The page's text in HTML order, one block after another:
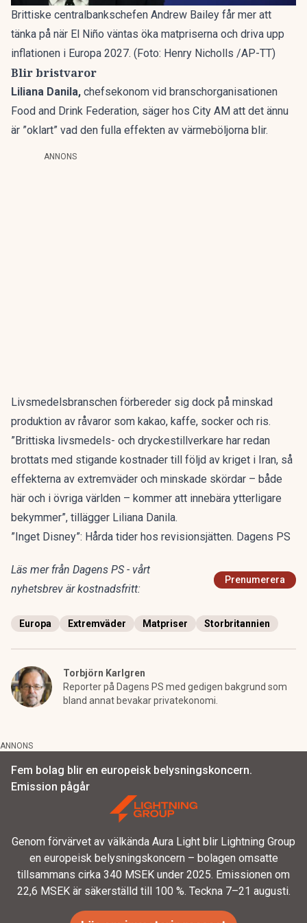
Brittiske centralbankschefen Andrew Bailey får mer att
tänka på när El Niño väntas öka matpriserna och driva upp
inflationen i Europa 2027. (Foto: Henry Nicholls /AP-TT)
Blir bristvaror
Liliana Danila, chefsekonom vid branschorganisationen
Food and Drink Federation, säger hos City AM att det ännu
är ”oklart” vad den fulla effekten av värmeböljorna blir.
ANNONS
Livsmedelsbranschen förbereder sig dock på minskad
produktion av råvaror som kakao, kaffe, socker och ris.
”Brittiska livsmedels- och dryckestillverkare har redan
brottats med stigande kostnader till följd av kriget i Iran, så
effekterna av extremväder och minskade skördar – både
här och i övriga världen – kommer att innebära ytterligare
bekymmer”, tillägger Liliana Danila.
”Inget Disney”: Hårda tider hos revisionsjätten. Dagens PS
Läs mer från Dagens PS - vårt
nyhetsbrev är kostnadsfritt:
Prenumerera
Europa Extremväder Matpriser Storbritannien
Torbjörn Karlgren
Reporter på Dagens PS med gedigen bakgrund som
bland annat bevakar privatekonomi.
ANNONS
Fem bolag blir en europeisk belysningskoncern.
Emission pågår
Genom förvärvet av välkända Aura Light blir Lightning Group
en europeisk belysningskoncern – bolagen omsatte
tillsammans cirka 340 MSEK under 2025. Emissionen om
22,6 MSEK är säkerställd till 100 %. Teckna 7–21 augusti.